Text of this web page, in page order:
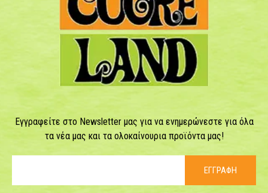
Εγγραφείτε στο Newsletter μας για να ενημερώνεστε για όλα
τα νέα μας και τα ολοκαίνουρια προϊόντα μας!
ΕΓΓΡΑΦΗ